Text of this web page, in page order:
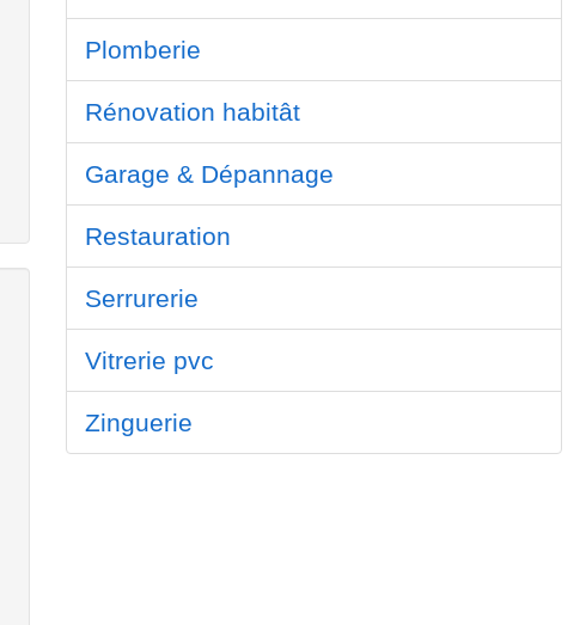
Plomberie
Rénovation habitât
Garage & Dépannage
Restauration
Serrurerie
Vitrerie pvc
Zinguerie